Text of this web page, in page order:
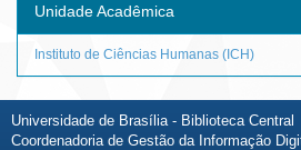
Unidade Acadêmica
Instituto de Ciências Humanas (ICH)
Universidade de Brasília - Biblioteca Central
Coordenadoria de Gestão da Informação